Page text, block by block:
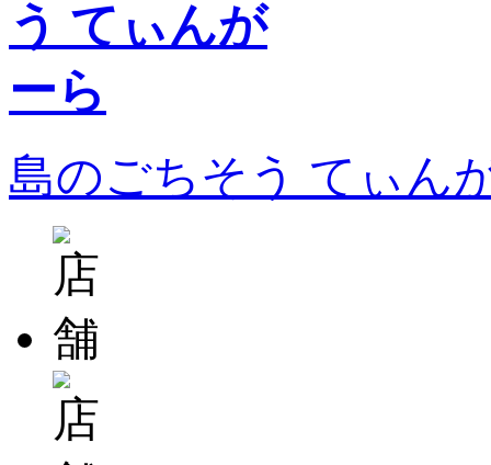
島のごちそう てぃん